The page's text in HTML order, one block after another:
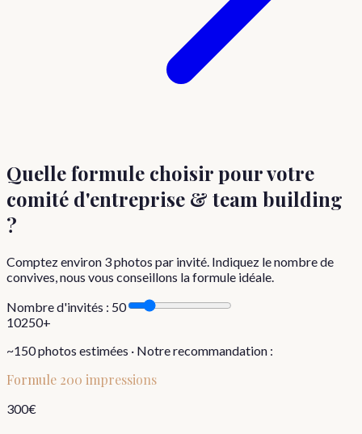
Quelle formule choisirpour votre
comité d'entreprise & team building
?
Comptez environ 3photos par invité. Indiquez le nombre de
convives, nous vous conseillons la formule idéale.
Nombre d'invités : 50
10250+
~150photos estimées · Notre recommandation :
Formule 200 impressions
300€